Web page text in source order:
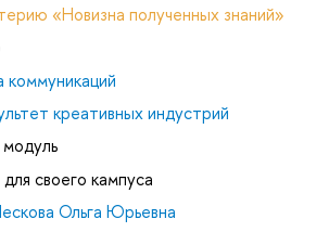
«Новизна полученных знаний»
креативных индустрий
для своего кампуса
Ольга Юрьевна